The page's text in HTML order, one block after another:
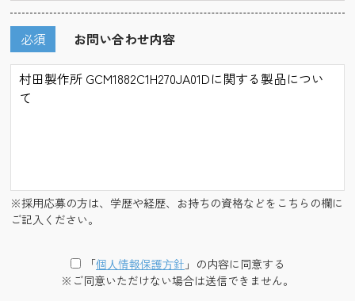
お問い合わせ内容
必須
※採用応募の方は、学歴や経歴、お持ちの資格などをこちらの欄に
ご記入ください。
「個⼈情報保護⽅針 」の内容に同意する
※ご同意いただけない場合は送信できません。